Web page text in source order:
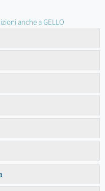
anche a GELLO